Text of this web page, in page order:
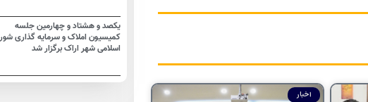
اخبار
یکصد و هشتاد و چهارمین جلسه
کمیسیون املاک و سرمایه گذاری
اسلامی شهر اراک برگزار شد